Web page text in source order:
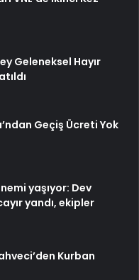
Geleneksel Hayır
Geçiş Ücreti Yok
yaşıyor: Dev
yandı, ekipler
Kurban